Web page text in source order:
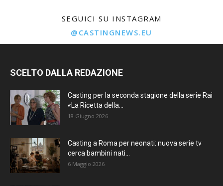
SEGUICI SU INSTAGRAM
@CASTINGNEWS.EU
SCELTO DALLA REDAZIONE
Casting per la seconda stagione della serie Rai
«La Ricetta della...
18 Giugno 2026
Casting a Roma per neonati: nuova serie tv
cerca bambini nati...
6 Maggio 2026